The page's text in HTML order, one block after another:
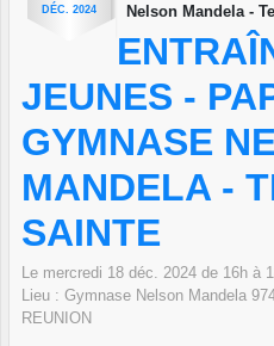
DÉC. 2024
Nelson Mandela -
JEUNES -
GYMNASE
MANDELA -
SAINTE
Le mercredi 18 déc. 2024 de 16h à
Lieu : Gymnase Nelson Mandela
REUNION